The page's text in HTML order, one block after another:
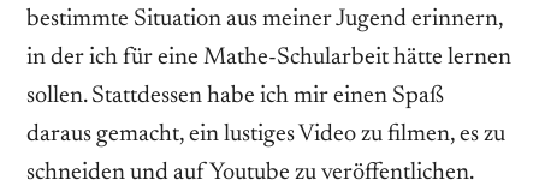
bestimmte Situation aus meiner Jugend erinnern,
in der ich für eine Mathe-Schularbeit hätte lernen
sollen. Stattdessen habe ich mir einen Spaß
daraus gemacht, ein lustiges Video zu filmen, es zu
schneiden und auf Youtube zu veröffentlichen.